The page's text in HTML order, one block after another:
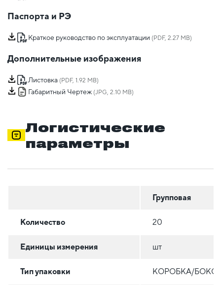
Паспорта и РЭ
Краткое руководство по эксплуатации (PDF, 2.27 MB)
Дополнительные изображения
Листовка (PDF, 1.92 MB)
Габаритный Чертеж (JPG, 2.10 MB)
Логистические
параметры
Групповая
Количество 20
Единицы измерения шт
Тип упаковки КОРОБКА/БОКС